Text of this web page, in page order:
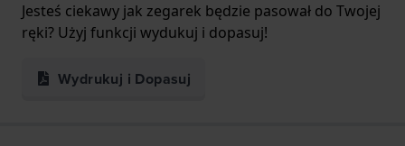
Jesteś ciekawy jak zegarek będzie pasował do Twojej
ręki? Użyj funkcji wydukuj i dopasuj!
Wydrukuj i Dopasuj